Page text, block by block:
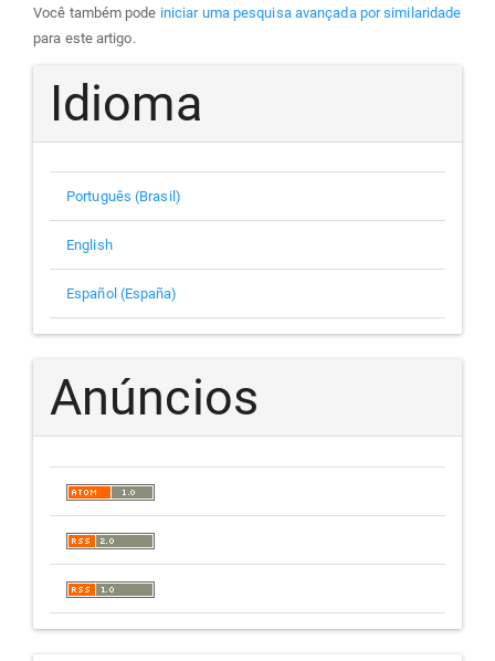
Você também pode iniciar uma pesquisa avançada por similaridade
para este artigo.
Idioma
Português (Brasil)
English
Español (España)
Anúncios